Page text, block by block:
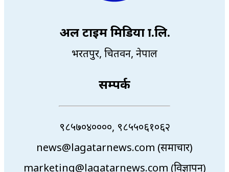
अल टाइम मिडिया प्रा.लि.
भरतपुर, चितवन, नेपाल
सम्पर्क
९८५७०४००००, ९८५५०६१०६२
news@lagatarnews.com (समाचार)
marketing@lagatarnews.com (विज्ञापन)